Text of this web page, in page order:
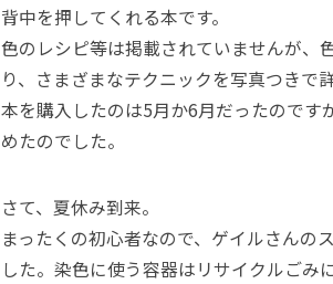
背中を押してくれる本です。
色のレシピ等は掲載されていませんが、
り、さまざまなテクニックを写真つきで
本を購入したのは5月か6月だったので
めたのでした。
さて、夏休み到来。
まったくの初心者なので、ゲイルさんの
した。染色に使う容器はリサイクルご